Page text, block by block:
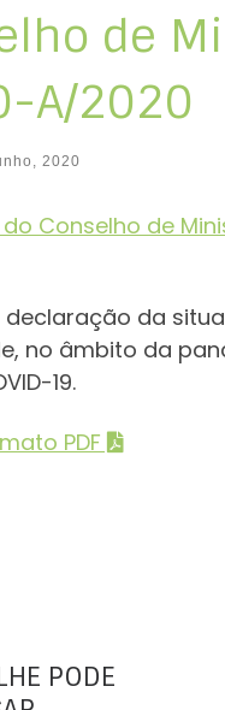
de
A/2020
2020
Conselho de
declaração da
no âmbito da
19.
PDF
PODE